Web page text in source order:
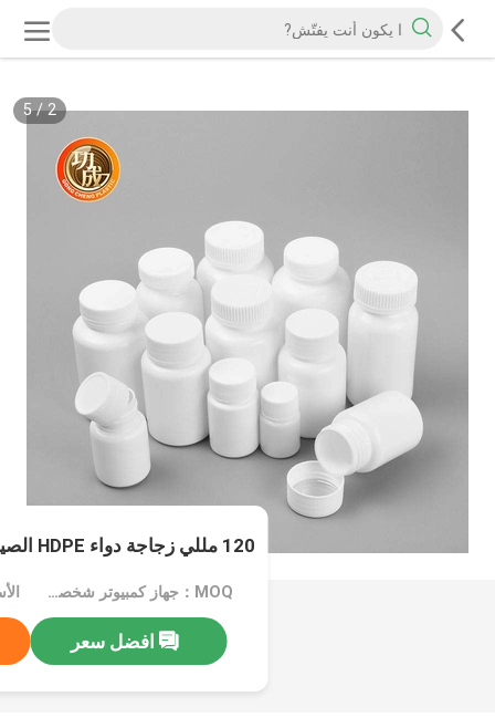
2
/
5
120 مللي زجاجة دواء HDPE الصيدلانية
MOQ：جهاز كمبيوتر شخصى 1000
افضل سعر